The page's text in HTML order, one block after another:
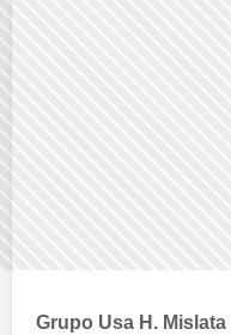
Grupo Usa H. Mislata